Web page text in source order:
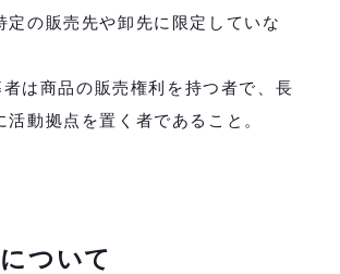
定の販売先や卸先に限定していな
は商品の販売権利を持つ者で、長
活動拠点を置く者であること。
ついて